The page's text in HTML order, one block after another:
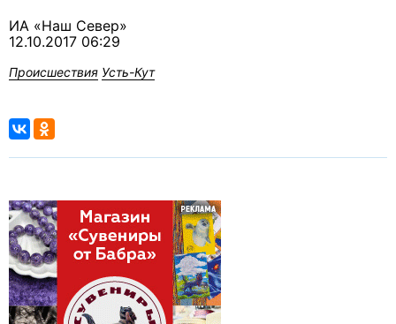
ИА «Наш Север»
12.10.2017 06:29
Происшествия Усть-Кут